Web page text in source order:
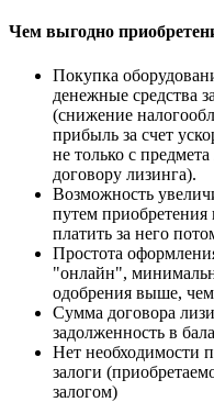
Чем выгодно
Покупка
денежные средства
(снижение
прибыль за счет
не только с
договору лизинга).
Возможность
путем приобретения
платить за него
Простота
"онлайн",
одобрения выше,
Сумма договора
задолженность в
Нет необходимости
залоги
залогом)